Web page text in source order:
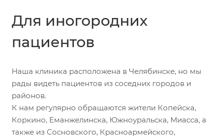
Для иногородних
пациентов
Наша клиника расположена в Челябинске, но мы
рады видеть пациентов из соседних городов и
районов.
К нам регулярно обращаются жители Копейска,
Коркино, Еманжелинска, Южноуральска, Миасса, а
также из Сосновского, Красноармейского,